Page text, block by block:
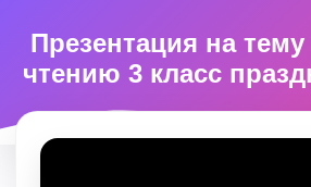
Презентация на
чтению 3 класс